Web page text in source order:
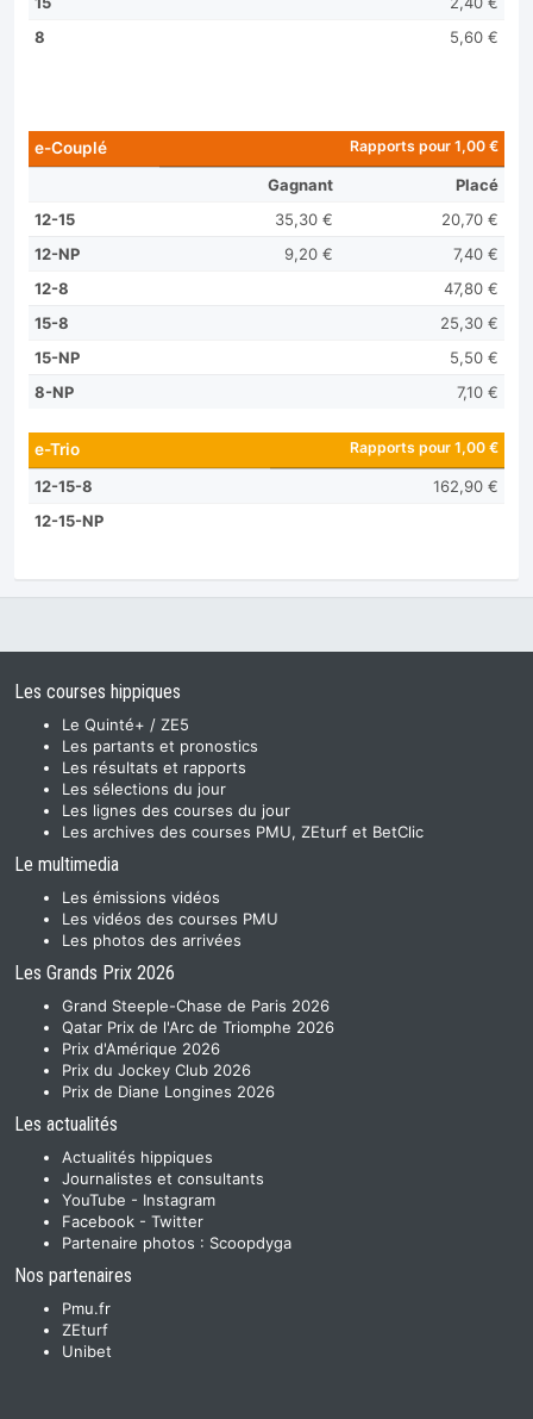
8
5,60 €
e-Couplé Rapports pour 1,00 €
Gagnant
Placé
12-15
35,30 €
20,70 €
12-NP
9,20 €
7,40 €
12-8
47,80 €
15-8
25,30 €
15-NP
5,50 €
8-NP
7,10 €
e-Trio Rapports pour 1,00 €
12-15-8
162,90 €
12-15-NP
Les courses hippiques
Le Quinté+ / ZE5
Les partants et pronostics
Les résultats et rapports
Les sélections du jour
Les lignes des courses du jour
Les archives des courses PMU, ZEturf et BetClic
Le multimedia
Les émissions vidéos
Les vidéos des courses PMU
Les photos des arrivées
Les Grands Prix 2026
Grand Steeple-Chase de Paris 2026
Qatar Prix de l'Arc de Triomphe 2026
Prix d'Amérique 2026
Prix du Jockey Club 2026
Prix de Diane Longines 2026
Les actualités
Actualités hippiques
Journalistes et consultants
YouTube - Instagram
Facebook - Twitter
Partenaire photos : Scoopdyga
Nos partenaires
Pmu.fr
ZEturf
Unibet